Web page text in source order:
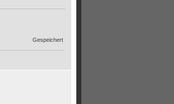
Gespeichert